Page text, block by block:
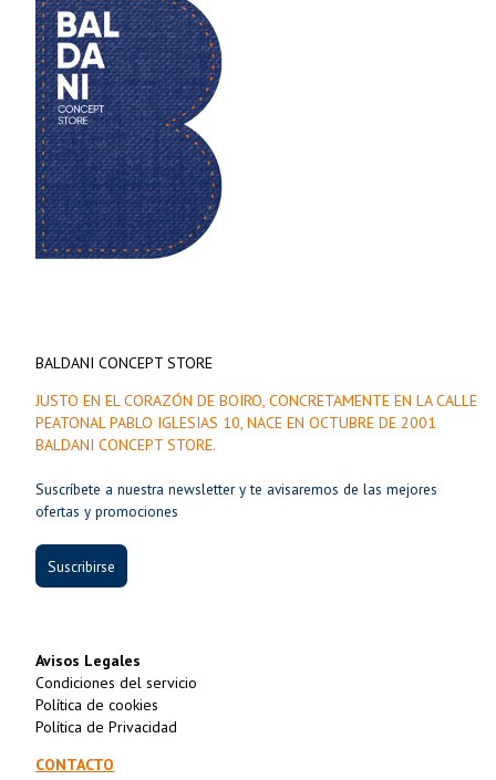
BALDANI CONCEPT STORE
JUSTO EN EL CORAZÓN DE BOIRO, CONCRETAMENTE EN LA CALLE
PEATONAL PABLO IGLESIAS 10, NACE EN OCTUBRE DE 2001
BALDANI CONCEPT STORE.
Suscríbete a nuestra newsletter y te avisaremos de las mejores
ofertas y promociones
Suscribirse
Avisos Legales
Condiciones del servicio
Política de cookies
Política de Privacidad
CONTACTO